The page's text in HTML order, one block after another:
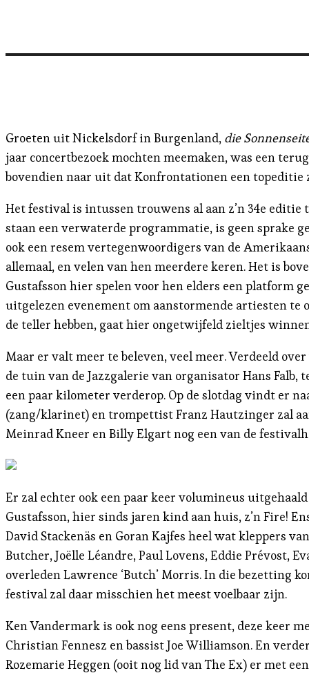
Groeten uit Nickelsdorf in Burgenland, die
jaar concertbezoek mochten meemaken, was een
bovendien naar uit dat Konfrontationen een topeditie
Het festival is intussen trouwens al aan z’n 34e
staan een verwaterde programmatie, is geen sprake
ook een resem vertegenwoordigers van de
allemaal, en velen van hen meerdere keren. Het is
Gustafsson hier spelen voor hen elders een platform
uitgelezen evenement om aanstormende artiesten te
de teller hebben, gaat hier ongetwijfeld zieltjes
Maar er valt meer te beleven, veel meer. Verdeeld
de tuin van de Jazzgalerie van organisator Hans
een paar kilometer verderop. Op de slotdag vindt er
(zang/klarinet) en trompettist Franz Hautzinger zal
Meinrad Kneer en Billy Elgart nog een van de
Er zal echter ook een paar keer volumineus
Gustafsson, hier sinds jaren kind aan huis, z’n Fire!
David Stackenäs en Goran Kajfes heel wat kleppers
Butcher, Joëlle Léandre, Paul Lovens, Eddie Prévost,
overleden Lawrence ‘Butch’ Morris. In die bezetting
festival zal daar misschien het meest voelbaar zijn.
Ken Vandermark is ook nog eens present, deze keer
Christian Fennesz en bassist Joe Williamson. En
Rozemarie Heggen (ooit nog lid van The Ex) er met